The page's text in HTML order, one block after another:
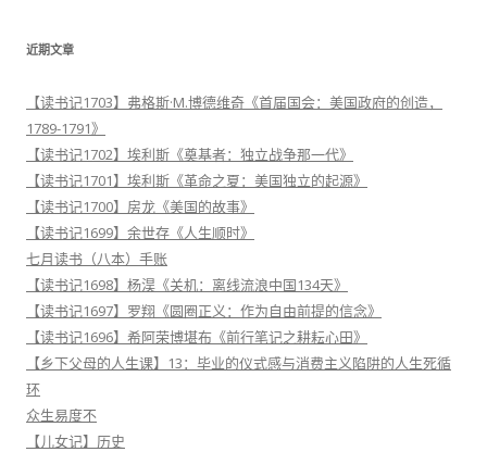
近期文章
【读书记1703】弗格斯·M.博德维奇《首届国会：美国政府的创造，
1789-1791》
【读书记1702】埃利斯《奠基者：独立战争那一代》
【读书记1701】埃利斯《革命之夏：美国独立的起源》
【读书记1700】房龙《美国的故事》
【读书记1699】余世存《人生顺时》
七月读书（八本）手账
【读书记1698】杨淏《关机：离线流浪中国134天》
【读书记1697】罗翔《圆圈正义：作为自由前提的信念》
【读书记1696】希阿荣博堪布《前行笔记之耕耘心田》
【乡下父母的人生课】13：毕业的仪式感与消费主义陷阱的人生死循
环
众生易度不
【儿女记】历史